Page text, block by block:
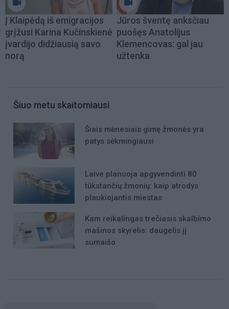
Į Klaipėdą iš emigracijos
grįžusi Karina Kučinskienė
įvardijo didžiausią savo
norą
Jūros šventę anksčiau
puošęs Anatolijus
Klemencovas: gal jau
užtenka
Šiuo metu skaitomiausi
Šiais mėnesiais gimę žmonės yra
patys sėkmingiausi
Laive planuoja apgyvendinti 80
tūkstančių žmonių: kaip atrodys
plaukiojantis miestas
Kam reikalingas trečiasis skalbimo
mašinos skyrelis: daugelis jį
sumaišo